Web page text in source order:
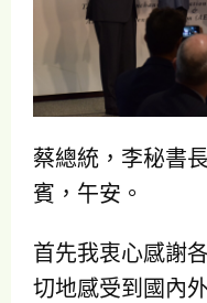
蔡總統，李秘書
賓，午安。
首先我衷心感謝
切地感受到國內